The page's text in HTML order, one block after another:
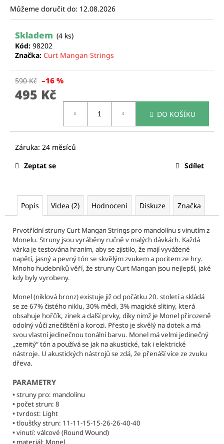
Můžeme doručit do: 12.08.2026
Skladem (4 ks)
Kód: 98202
Značka: Curt Mangan Strings
590 Kč –16 %
495 Kč
DO KOŠÍKU
Zeptat se Sdílet
Popis Videa (2) Hodnocení Diskuze Značka
Prvotřídní struny Curt Mangan Strings pro mandolínu s vinutím z
Monelu. Struny jsou vyráběny ručně v malých dávkách. Každá
várka je testována hraním, aby se zjistilo, že mají vyvážené
napětí, jasný a pevný tón se skvělým zvukem a pocitem ze hry.
Mnoho hudebníků věří, že struny Curt Mangan jsou nejlepší, jaké
kdy byly vyrobeny.
Monel (niklová bronz) existuje již od počátku 20. století a skládá
se ze 67% čistého niklu, 30% mědi, 3% magické slitiny, která
obsahuje hořčík, zinek a další prvky, díky nimž je Monel přirozeně
odolný vůči znečištění a korozi. Přesto je skvělý na dotek a má
svou vlastní jedinečnou tonální barvu. Monel má velmi jedinečný
„zemitý“ tón a používá se jak na akustické, tak i elektrické
nástroje. U akustických nástrojů se zdá, že přenáší více ze zvuku
dřeva.
PARAMETRY
•struny pro: mandolínu
• počet strun: 8
•tvrdost: Light
•tloušťky strun: 11-11-15-15-26-26-40-40
•vinutí: válcové (Round Wound)
a
HLEDAT
o
u
č
u
j
e
m
e
CURT
MANGAN
STRINGS
KUSOVÉ
STRUNY
HLADKÉ
STRUNY
PRO
ELEKTRICKOU
A
AKUSTICKOU
KYTARU
37
Kč